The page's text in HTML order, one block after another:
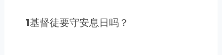
1基督徒要守安息日吗？